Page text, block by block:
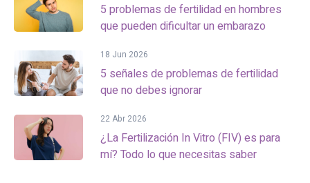
5 problemas de fertilidad en hombres
que pueden dificultar un embarazo
18 Jun 2026
5 señales de problemas de fertilidad
que no debes ignorar
22 Abr 2026
¿La Fertilización In Vitro (FIV) es para
mí? Todo lo que necesitas saber